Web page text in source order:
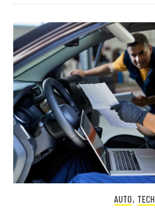
AUTO, TECH